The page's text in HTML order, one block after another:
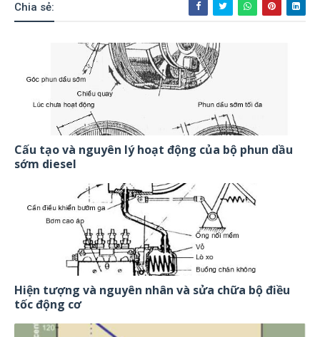
Chia sẻ:
Cấu tạo và nguyên lý hoạt động của bộ phun dầu
sớm diesel
Hiện tượng và nguyên nhân và sửa chữa bộ điều
tốc động cơ